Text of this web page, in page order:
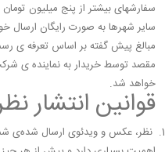
سفارشهای بیشتر از پنج میلیون
سایر شهرها به صورت رایگان ارسال
مبالغ پیش گفته بر اساس تعرفه ی
مقصد توسط خریدار به نماینده ی
خواهد شد.
قوانین انتشار
نظر، عکس و ویدئوی ارسال شده‌ی شما